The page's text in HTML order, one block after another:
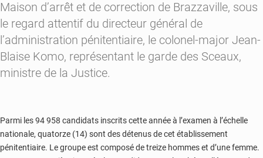
Maison d’arrêt et de correction de Brazzaville, sous
le regard attentif du directeur général de
l’administration pénitentiaire, le colonel-major Jean-
Blaise Komo, représentant le garde des Sceaux,
ministre de la Justice.
Parmi les 94 958 candidats inscrits cette année à l’examen à l’échelle
nationale, quatorze (14) sont des détenus de cet établissement
pénitentiaire. Le groupe est composé de treize hommes et d’une femme.